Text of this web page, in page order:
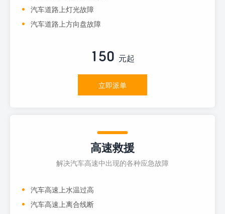
汽车道路上灯光故障
汽车道路上方向盘故障
150 元起
立即派单
高速救援
解决汽车高速中出现的各种应急故障
汽车高速上水温过高
汽车高速上离合线断